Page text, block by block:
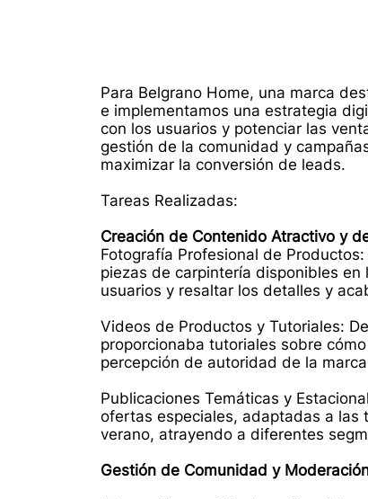
Para Belgrano Home, una marca
e implementamos una estrategia
con los usuarios y potenciar las
gestión de la comunidad y
maximizar la conversión de leads.
Tareas Realizadas:
Creación de Contenido Atractivo y
Fotografía Profesional de
piezas de carpintería disponibles
usuarios y resaltar los detalles y
Videos de Productos y Tutoriales:
proporcionaba tutoriales sobre
percepción de autoridad de la
Publicaciones Temáticas y
ofertas especiales, adaptadas a las
verano, atrayendo a diferentes
Gestión de Comunidad y